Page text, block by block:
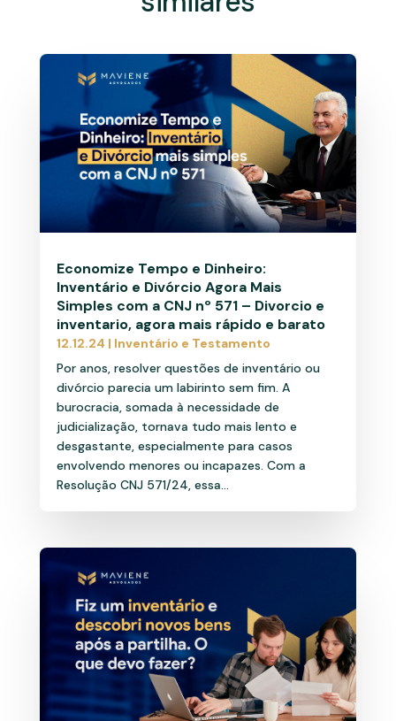
Economize Tempo e Dinheiro:
Inventário e Divórcio Agora Mais
Simples com a CNJ nº 571 – Divorcio e
inventario, agora mais rápido e barato
12.12.24 | Inventário e Testamento
Por anos, resolver questões de inventário ou
divórcio parecia um labirinto sem fim. A
burocracia, somada à necessidade de
judicialização, tornava tudo mais lento e
desgastante, especialmente para casos
envolvendo menores ou incapazes. Com a
Resolução CNJ 571/24, essa...